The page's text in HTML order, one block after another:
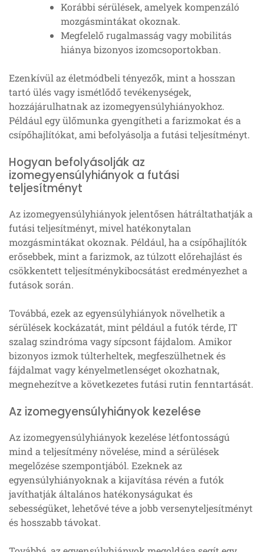
Korábbi sérülések, amelyek kompenzáló
mozgásmintákat okoznak.
Megfelelő rugalmasság vagy mobilitás
hiánya bizonyos izomcsoportokban.
Ezenkívül az életmódbeli tényezők, mint a hosszan
tartó ülés vagy ismétlődő tevékenységek,
hozzájárulhatnak az izomegyensúlyhiányokhoz.
Például egy ülőmunka gyengítheti a farizmokat és a
csípőhajlítókat, ami befolyásolja a futási teljesítményt.
Hogyan befolyásolják az
izomegyensúlyhiányok a futási
teljesítményt
Az izomegyensúlyhiányok jelentősen hátráltathatják a
futási teljesítményt, mivel hatékonytalan
mozgásmintákat okoznak. Például, ha a csípőhajlítók
erősebbek, mint a farizmok, az túlzott előrehajlást és
csökkentett teljesítménykibocsátást eredményezhet a
futások során.
Továbbá, ezek az egyensúlyhiányok növelhetik a
sérülések kockázatát, mint például a futók térde, IT
szalag szindróma vagy sípcsont fájdalom. Amikor
bizonyos izmok túlterheltek, megfeszülhetnek és
fájdalmat vagy kényelmetlenséget okozhatnak,
megnehezítve a következetes futási rutin fenntartását.
Az izomegyensúlyhiányok kezelése
Az izomegyensúlyhiányok kezelése létfontosságú
mind a teljesítmény növelése, mind a sérülések
megelőzése szempontjából. Ezeknek az
egyensúlyhiányoknak a kijavítása révén a futók
javíthatják általános hatékonyságukat és
sebességüket, lehetővé téve a jobb versenyteljesítményt
és hosszabb távokat.